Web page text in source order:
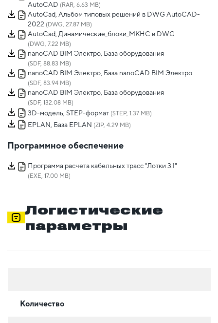
AutoCAD (RAR, 6.63 MB)
AutoCad, Альбом типовых решений в DWG AutoCAD-
2022 (DWG, 27.87 MB)
AutoCad, Динамические_блоки_МКНС в DWG
(DWG, 7.22 MB)
nanoCAD BIM Электро, База оборудования
(SDF, 88.83 MB)
nanoCAD BIM Электро, База nanoCAD BIM Электро
(SDF, 83.94 MB)
nanoCAD BIM Электро, База оборудования
(SDF, 132.08 MB)
3D-модель, STEP-формат (STEP, 1.37 MB)
EPLAN, База EPLAN (ZIP, 4.29 MB)
Программное обеспечение
Программа расчета кабельных трасс "Лотки 3.1"
(EXE, 17.00 MB)
Логистические
параметры
Количество